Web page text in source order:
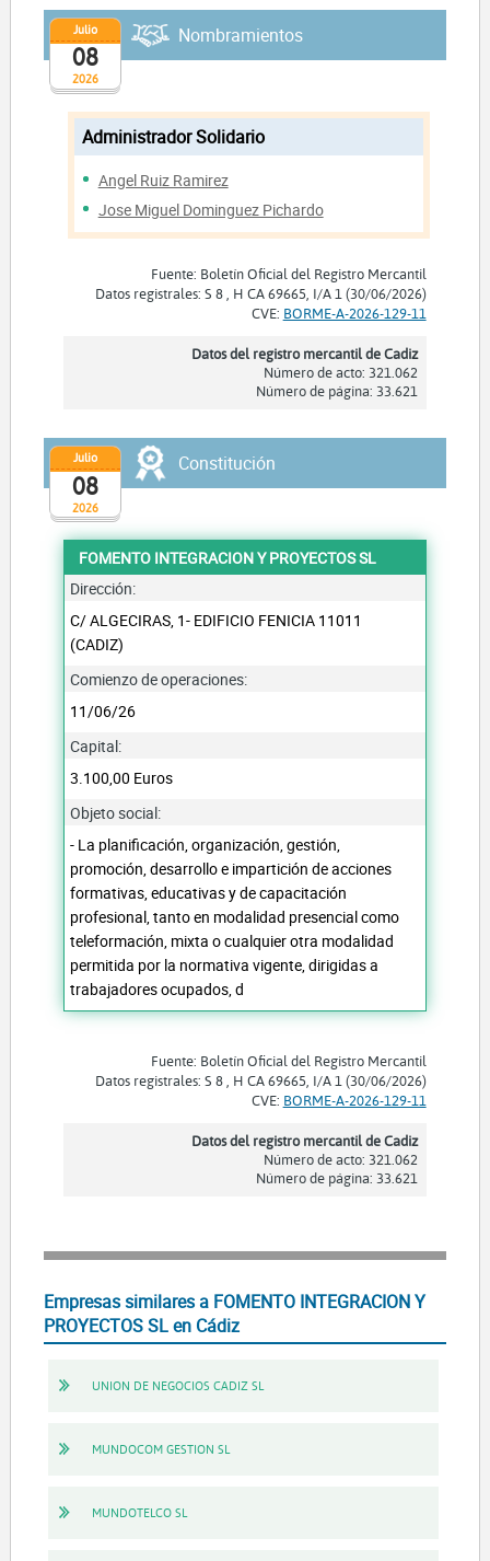
2026
Julio
08
Nombramientos
Administrador Solidario
Angel Ruiz Ramirez
Jose Miguel Dominguez Pichardo
Fuente: Boletín Oficial del Registro Mercantil
Datos registrales: S 8 , H CA 69665, I/A 1 (30/06/2026)
CVE: BORME-A-2026-129-11
Datos del registro mercantil de Cadiz
Número de acto: 321.062
Número de página: 33.621
2026
Julio
08
Constitución
FOMENTO INTEGRACION Y PROYECTOS SL
Dirección:
C/ ALGECIRAS, 1- EDIFICIO FENICIA 11011
(CADIZ)
Comienzo de operaciones:
11/06/26
Capital:
3.100,00 Euros
Objeto social:
- La planificación, organización, gestión,
promoción, desarrollo e impartición de acciones
formativas, educativas y de capacitación
profesional, tanto en modalidad presencial como
teleformación, mixta o cualquier otra modalidad
permitida por la normativa vigente, dirigidas a
trabajadores ocupados, d
Fuente: Boletín Oficial del Registro Mercantil
Datos registrales: S 8 , H CA 69665, I/A 1 (30/06/2026)
CVE: BORME-A-2026-129-11
Datos del registro mercantil de Cadiz
Número de acto: 321.062
Número de página: 33.621
Empresas similares a FOMENTO INTEGRACION Y
PROYECTOS SL en Cádiz
UNION DE NEGOCIOS CADIZ SL
MUNDOCOM GESTION SL
MUNDOTELCO SL